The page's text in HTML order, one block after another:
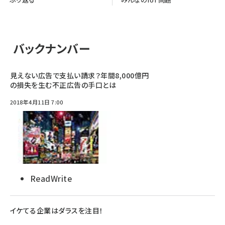
バックナンバー
見えない広告で支払い請求？年間8,000億円
の損失を生む不正広告の手口とは
2018年4月11日 7:00
ReadWrite
イケてる企業はダラスを注目！